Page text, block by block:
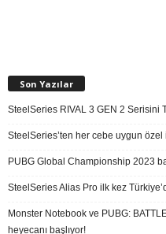
Son Yazılar
SteelSeries RIVAL 3 GEN 2 Serisini
SteelSeries’ten her cebe uygun
PUBG Global Championship 2023
SteelSeries Alias Pro ilk kez
Monster Notebook ve PUBG:
heyecanı başlıyor!